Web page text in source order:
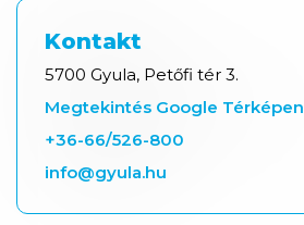
Kontakt
5700 Gyula, Petőfi tér 3.
Megtekintés Google Térképen
+36-66/526-800
info@gyula.hu